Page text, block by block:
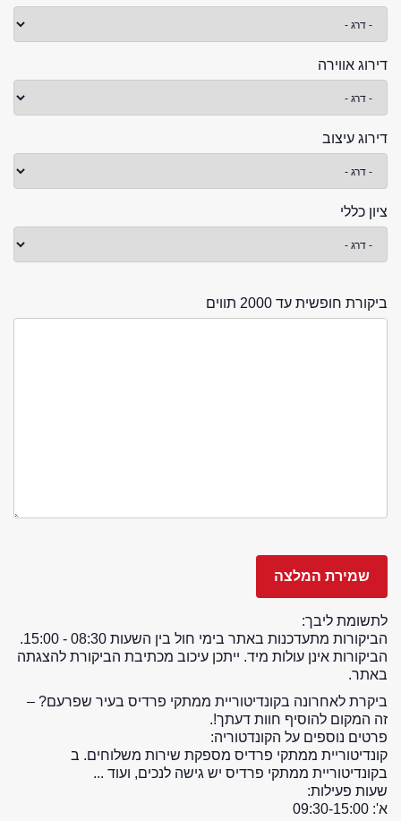
דירוג אווירה
דירוג עיצוב
ציון כללי
ביקורת חופשית עד 2000 תווים
לתשומת ליבך:
הביקורות מתעדכנות באתר בימי חול בין השעות 08:30 - 15:00.
הביקורות אינן עולות מיד. ייתכן עיכוב מכתיבת הביקורת להצגתה
באתר.
ביקרת לאחרונה בקונדיטוריית ממתקי פרדיס בעיר שפרעם? –
זה המקום להוסיף חוות דעתך!.
פרטים נוספים על הקונדטוריה:
קונדיטוריית ממתקי פרדיס מספקת שירות משלוחים. ב
בקונדיטוריית ממתקי פרדיס יש גישה לנכים, ועוד ...
שעות פעילות:
א': 09:30-15:00